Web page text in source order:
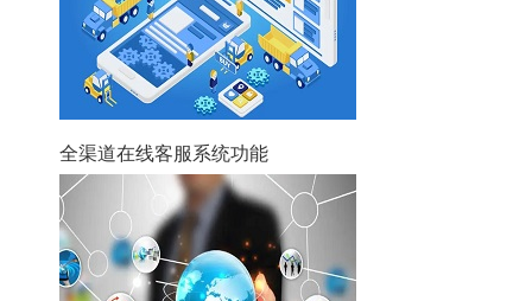
全渠道在线客服系统功能